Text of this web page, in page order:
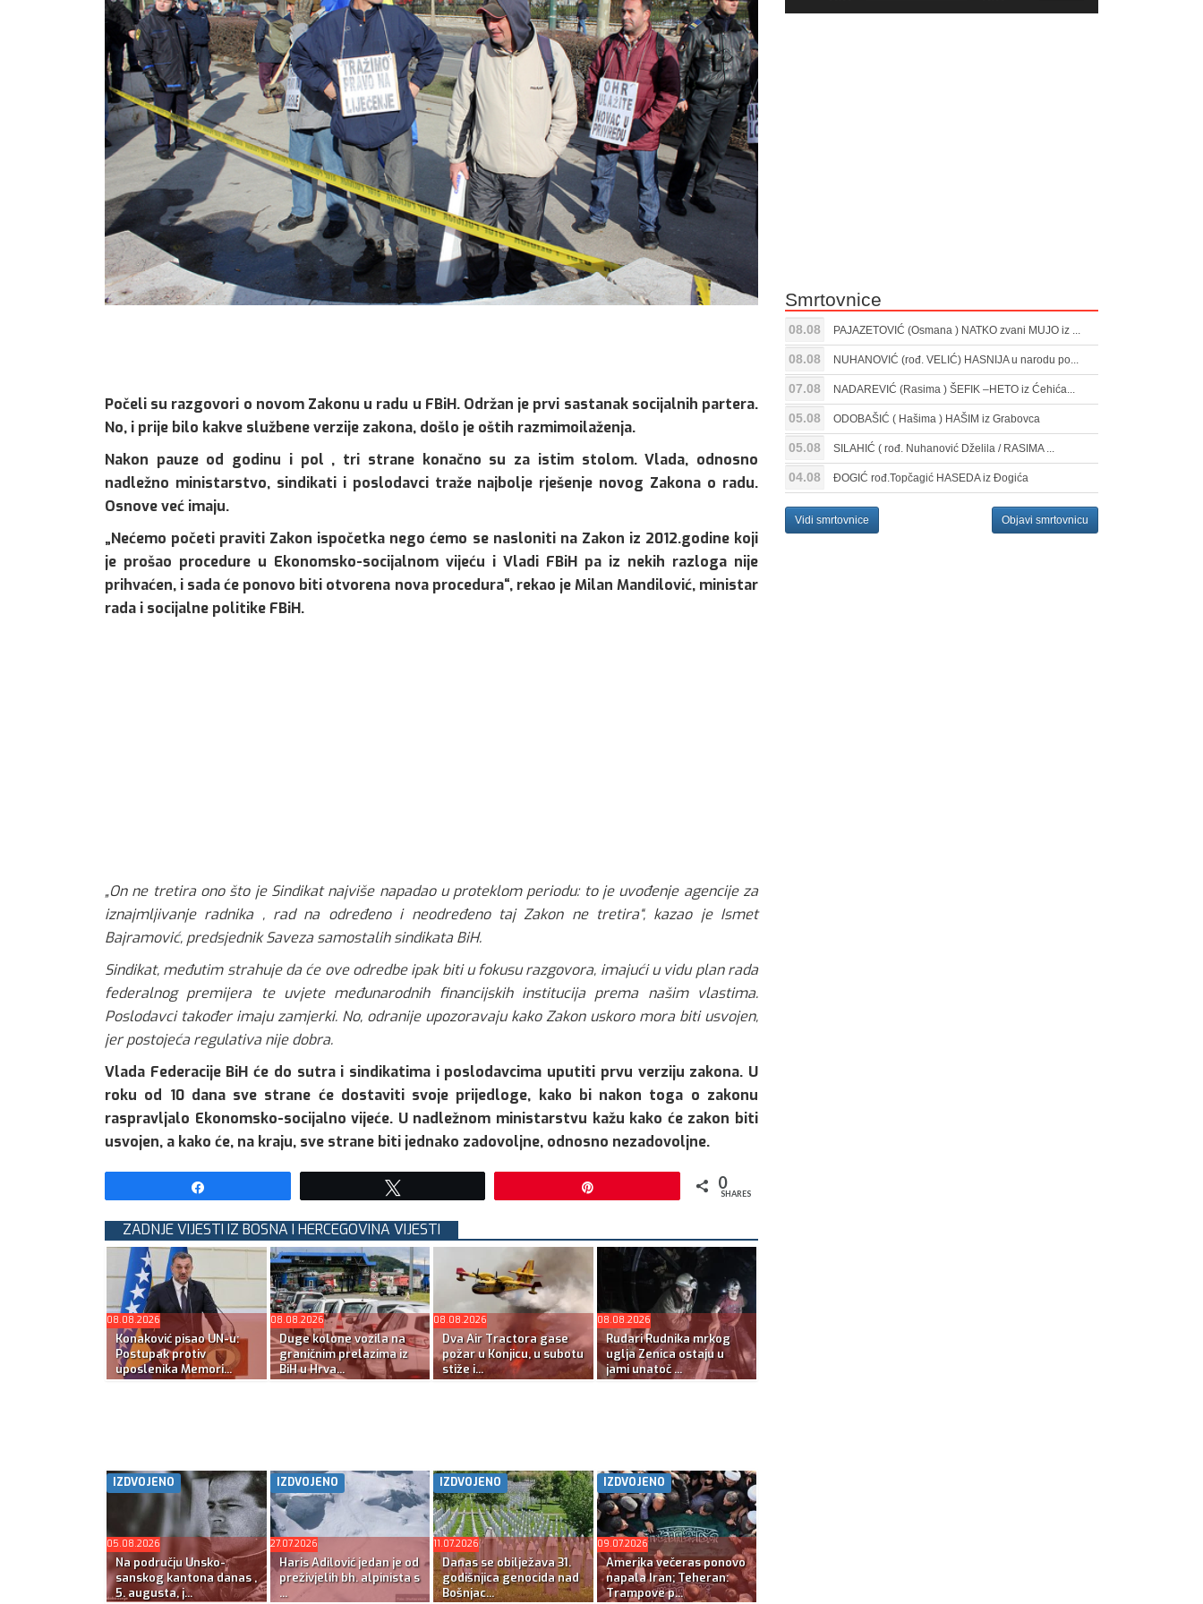
Počeli su razgovori o novom Zakonu u radu u FBiH. Održan je prvi sastanak socijalnih partera.
No, i prije bilo kakve službene verzije zakona, došlo je oštih razmimoilaženja.
Nakon pauze od godinu i pol , tri strane konačno su za istim stolom. Vlada, odnosno
nadležno ministarstvo, sindikati i poslodavci traže najbolje rješenje novog Zakona o radu.
Osnove već imaju.
„Nećemo početi praviti Zakon ispočetka nego ćemo se nasloniti na Zakon iz 2012.godine koji
je prošao procedure u Ekonomsko-socijalnom vijeću i Vladi FBiH pa iz nekih razloga nije
prihvaćen, i sada će ponovo biti otvorena nova procedura“, rekao je Milan Mandilović, ministar
rada i socijalne politike FBiH.
„On ne tretira ono što je Sindikat najviše napadao u proteklom periodu: to je uvođenje agencije za
iznajmljivanje radnika , rad na određeno i neodređeno taj Zakon ne tretira“, kazao je Ismet
Bajramović, predsjednik Saveza samostalih sindikata BiH.
Sindikat, međutim strahuje da će ove odredbe ipak biti u fokusu razgovora, imajući u vidu plan rada
federalnog premijera te uvjete međunarodnih financijskih institucija prema našim vlastima.
Poslodavci također imaju zamjerki. No, odranije upozoravaju kako Zakon uskoro mora biti usvojen,
jer postojeća regulativa nije dobra.
Vlada Federacije BiH će do sutra i sindikatima i poslodavcima uputiti prvu verziju zakona. U
roku od 10 dana sve strane će dostaviti svoje prijedloge, kako bi nakon toga o zakonu
raspravljalo Ekonomsko-socijalno vijeće. U nadležnom ministarstvu kažu kako će zakon biti
usvojen, a kako će, na kraju, sve strane biti jednako zadovoljne, odnosno nezadovoljne.
0
SHARES
ZADNJE VIJESTI IZ BOSNA I HERCEGOVINA VIJESTI
08.08.2026
Konaković pisao UN-u:
Postupak protiv
uposlenika Memori...
08.08.2026
Duge kolone vozila na
graničnim prelazima iz
BiH u Hrva...
08.08.2026
Dva Air Tractora gase
požar u Konjicu, u subotu
stiže i...
08.08.2026
Rudari Rudnika mrkog
uglja Zenica ostaju u
jami unatoč ...
IZDVOJENO
05.08.2026
Na području Unsko-
sanskog kantona danas ,
5. augusta, j...
IZDVOJENO
27.07.2026
Haris Adilović jedan je od
preživjelih bh. alpinista s
...
IZDVOJENO
11.07.2026
Danas se obilježava 31.
godišnjica genocida nad
Bošnjac...
IZDVOJENO
09.07.2026
Amerika večeras ponovo
napala Iran; Teheran:
Trampove p...
Gore/Dole
Smrtovnice
08.08 PAJAZETOVIĆ (Osmana ) NATKO zvani MUJO iz ...
08.08 NUHANOVIĆ (rođ. VELIĆ) HASNIJA u narodu po...
07.08 NADAREVIĆ (Rasima ) ŠEFIK –HETO iz Ćehića...
05.08 ODOBAŠIĆ ( Hašima ) HAŠIM iz Grabovca
05.08 SILAHIĆ ( rođ. Nuhanović Dželila / RASIMA ...
04.08 ĐOGIĆ rođ.Topčagić HASEDA iz Đogića
Vidi smrtovnice Objavi smrtovnicu